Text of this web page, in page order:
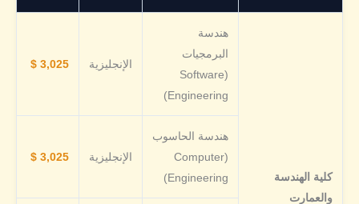
كلية الهندسة
والعمارت
هندسة
البرمجيات
(Software
Engineering)
الإنجليزية 3,025 $
هندسة الحاسوب
(Computer
Engineering)
الإنجليزية 3,025 $